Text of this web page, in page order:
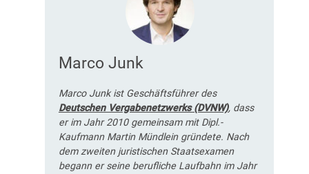
Marco Junk
Marco Junk ist Geschäftsführer des
Deutschen Vergabenetzwerks (DVNW), dass
er im Jahr 2010 gemeinsam mit Dipl.-
Kaufmann Martin Mündlein gründete. Nach
dem zweiten juristischen Staatsexamen
begann er seine berufliche Laufbahn im Jahr